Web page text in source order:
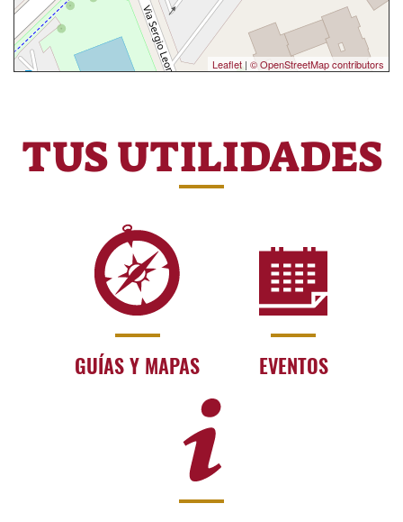
Leaflet | © OpenStreetMap contributors
TUS UTILIDADES
GUÍAS Y MAPAS EVENTOS